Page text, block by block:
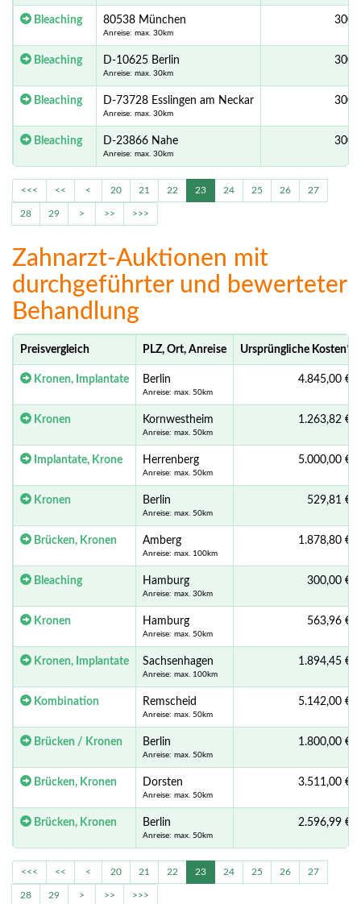
Bleaching 80538 München
Anreise: max. 30km
Bleaching D-10625 Berlin
Anreise: max. 30km
Bleaching D-73728 Esslingen am Neckar
Anreise: max. 30km
Bleaching D-23866 Nahe
Anreise: max. 30km
<<< << < 20 21 22 23 24 25 26 27
28 29 > >> >>>
Zahnarzt-Auktionen mit
durchgeführter und bewerteter
Behandlung
Preisvergleich PLZ, Ort, Anreise Ursprüngliche Kosten*
Kronen, Implantate Berlin
Anreise: max. 50km
4.845,00 €
Kronen Kornwestheim
Anreise: max. 50km
1.263,82 €
Implantate, Krone Herrenberg
Anreise: max. 50km
5.000,00 €
Kronen Berlin
Anreise: max. 50km
529,81 €
Brücken, Kronen Amberg
Anreise: max. 100km
1.878,80 €
Bleaching Hamburg
Anreise: max. 30km
300,00 €
Kronen Hamburg
Anreise: max. 50km
563,96 €
Kronen, Implantate Sachsenhagen
Anreise: max. 100km
1.894,45 €
Kombination Remscheid
Anreise: max. 50km
5.142,00 €
Brücken / Kronen Berlin
Anreise: max. 50km
1.800,00 €
Brücken, Kronen Dorsten
Anreise: max. 50km
3.511,00 €
Brücken, Kronen Berlin
Anreise: max. 50km
2.596,99 €
<<< << < 20 21 22 23 24 25 26 27
28 29 > >> >>>